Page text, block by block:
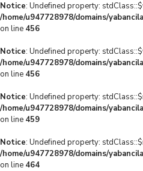
Notice: Undefined property:
/home/u947728978/domains/
on line 456
Notice: Undefined property:
/home/u947728978/domains/
on line 456
Notice: Undefined property:
/home/u947728978/domains/
on line 459
Notice: Undefined property:
/home/u947728978/domains/
on line 464